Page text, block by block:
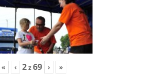
« ‹ 2z69 › »